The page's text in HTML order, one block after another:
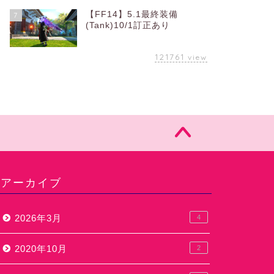
7
【FF14】5.1最終装備
(Tank)10/1訂正あり
121761 view
アーカイブ
2026年3月 4
2020年10月 2